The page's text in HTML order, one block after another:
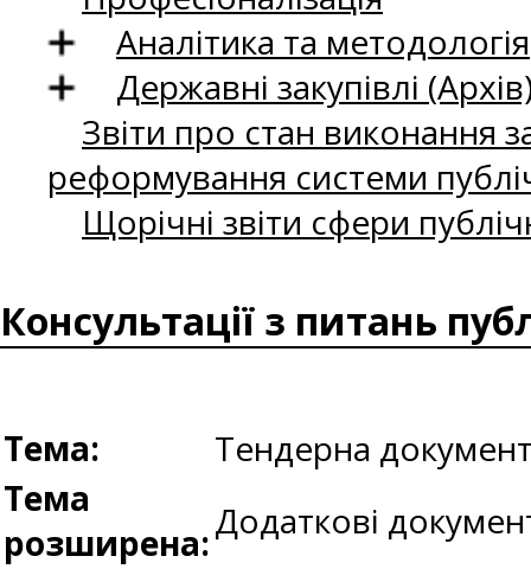
Аналітика та методологія
Державні закупівлі
Звіти про стан виконання
реформування системи
Щорічні звіти сфери
Консультації з питань
Тема:
Тендерна
Тема
розширена:Додаткові